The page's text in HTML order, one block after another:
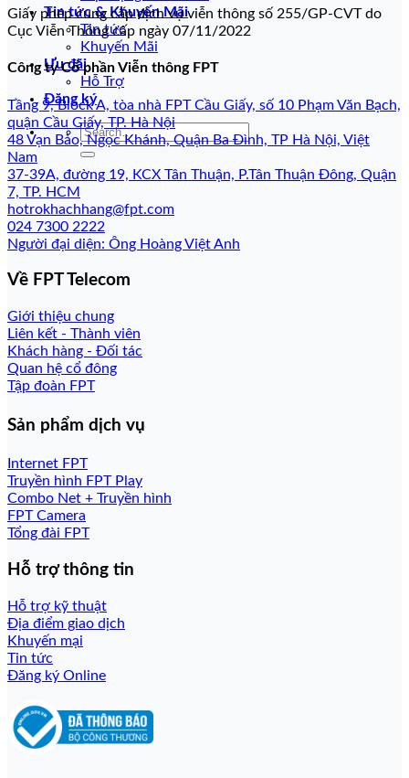
Tin tức & Khuyến Mãi
Tin tức
Khuyến Mãi
Ưu đãi
Hỗ Trợ
Đăng ký
Giấy phép cung cấp dịch vụ viễn thông số 255/GP-CVT do
Cục Viễn Thông cấp ngày 07/11/2022
Công ty Cổ phần Viễn thông FPT
Tầng 9, Block A, tòa nhà FPT Cầu Giấy, số 10 Phạm Văn Bạch,
quận Cầu Giấy, TP. Hà Nội
48 Vạn Bảo, Ngọc Khánh, Quận Ba Đình, TP Hà Nội, Việt
Nam
37-39A, đường 19, KCX Tân Thuận, P.Tân Thuận Đông, Quận
7, TP. HCM
hotrokhachhang@fpt.com
024 7300 2222
Người đại diện: Ông Hoàng Việt Anh
Về FPT Telecom
Giới thiệu chung
Liên kết - Thành viên
Khách hàng - Đối tác
Quan hệ cổ đông
Tập đoàn FPT
Sản phẩm dịch vụ
Internet FPT
Truyền hình FPT Play
Combo Net + Truyền hình
FPT Camera
Tổng đài FPT
Hỗ trợ thông tin
Hỗ trợ kỹ thuật
Địa điểm giao dịch
Khuyến mại
Tin tức
Đăng ký Online